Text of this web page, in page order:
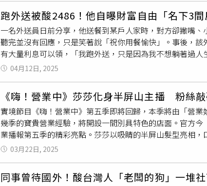
吉他手楊振華，鍵盤手侯志堅三人重組，並更名為搖滾東
寂下來。去年姚可傑再次推出EP，開心做自己想做的音樂
文創娛樂提供）曾為玉女歌手的江念庭在1989年因〈滿街
金曲歌后，她的嗓音中有著一種深深的無奈感，帶來聽眾
歌壇後轉行做直銷，從銷售開始，白天工作晚上顧小孩，
她也坦白自己遇人不淑，當時她講一遍哭、講兩遍哭、講
為她工作上的好素材。直到2022年才帶著感恩的心與勇氣
（圖／POP Radio提供）活躍於電傷與網路直播的瑪菲司
第一代黑澀會美眉，當時藝名「均均」，不過她僅錄3集就
注於經營網拍還投入代購市場。近年來成為電商界的女王
念起過去短暫的藝界人生，不但大手筆砸7位數為自己圓夢
功力，也參與演出並投資電影《嘎啦GALA》，甚至首度嘗
大呼：「爽度破表！」
跑外送被酸2486！他自曝財富自由「名下3
一名外送員日前分享，他送餐到某戶人家時，對方卻撇嘴
聽完並沒有回應，只是笑著說「祝你用餐愉快」。事後，
有大量利息可以領，「我跑外送，只是因為我不想躺著過
會的東西」。貼文曝光後，引起網友熱議。這名網友在臉
家裡的人不知為何看了他一眼，還撇了嘴小聲地說「現在
我送的是尊重你一輩子學不會的東西」，也透露自己有3間
「股票帳戶裡躺著的，是你一年賺不到的利息。我開公司
「沒想到這個年代還有職業歧視。」原PO強調，他不是混
我跟這個世界對話的方式，不是退路，是選擇。你看到的
笑我穿雨衣，我笑你看不懂人。記住一件事——你永遠不知
引起兩極評價，有一派人吐槽「夢還沒醒？醒了趕快出門
看不起普羅大眾，真的挺歧視的」、「多跑幾單啦！白日
「重點消費者不是說你跑外送丟人，是說你2486，你誤會
04月12日, 2025
《嗨！營業中》莎莎化身半屏山主播 粉絲
實境節目《嗨！營業中》第五季即將回歸，本季將由「營
幾季的寶貴營業經驗，將開設一間別具特色的店面。官方
業播報第五季的精彩亮點。莎莎以吸睛的半屏山髮型亮相
觀眾興奮不已。影片中，郭泓志以詼諧的方式透露兩位新
會咕咕咕叫，而且還會畫一隻雞；第二位則是高齡60歲的
混不下去
歲資深偶像包偉銘大哥，外傳他為重金復出，記者也追問
03月22日, 2025
同事曾待國外！酸台灣人「老闆的狗」一堆